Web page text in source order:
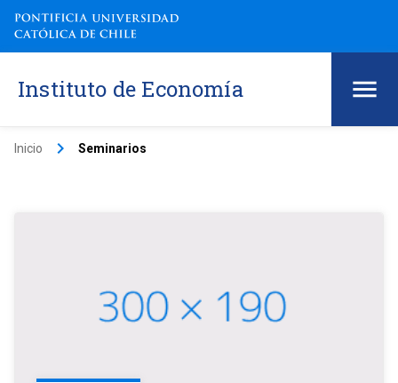
Instituto de Economía
Inicio keyboard_arrow_right Seminarios